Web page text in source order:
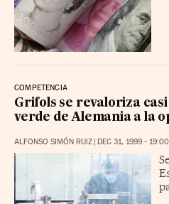
COMPETENCIA
Grifols se revaloriza casi
verde de Alemania a la
ALFONSO SIMÓN RUIZ | DEC 31, 1999 - 19:00